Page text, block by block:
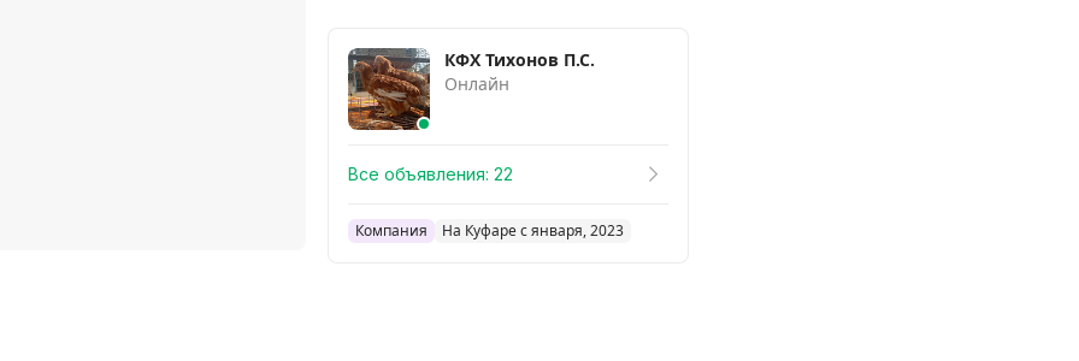
КФХ Тихонов П.С.
Онлайн
Все объявления: 22
Компания На Куфаре с января, 2023